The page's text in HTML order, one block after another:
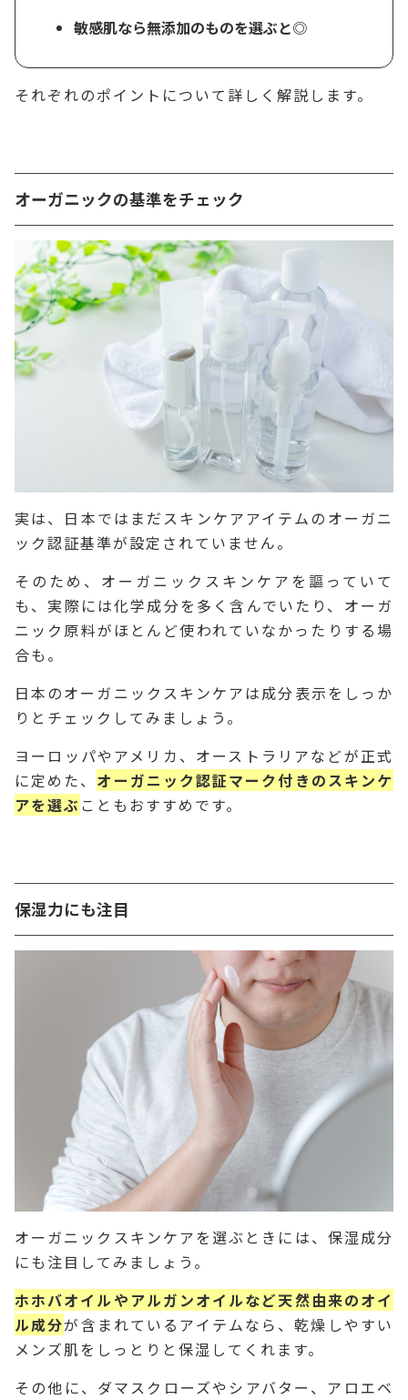
敏感肌なら無添加のものを選ぶと◎
それぞれのポイントについて詳しく解説します。
オーガニックの基準をチェック
実は、日本ではまだスキンケアアイテムのオーガニ
ック認証基準が設定されていません。
そのため、オーガニックスキンケアを謳っていて
も、実際には化学成分を多く含んでいたり、オーガ
ニック原料がほとんど使われていなかったりする場
合も。
日本のオーガニックスキンケアは成分表示をしっか
りとチェックしてみましょう。
ヨーロッパやアメリカ、オーストラリアなどが正式
に定めた、 オーガニック認証マーク付きのスキンケ
アを選ぶ こともおすすめです。
保湿力にも注目
オーガニックスキンケアを選ぶときには、保湿成分
にも注目してみましょう。
ホホバオイルやアルガンオイルなど天然由来のオイ
ル成分が含まれているアイテムなら、乾燥しやすい
メンズ肌をしっとりと保湿してくれます。
その他に、ダマスクローズやシアバター、アロエベ